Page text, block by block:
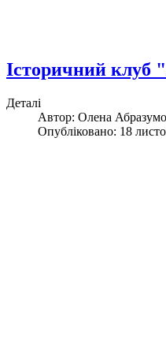
Історичний клуб
Деталі
Автор: Олена
Опубліковано: 18